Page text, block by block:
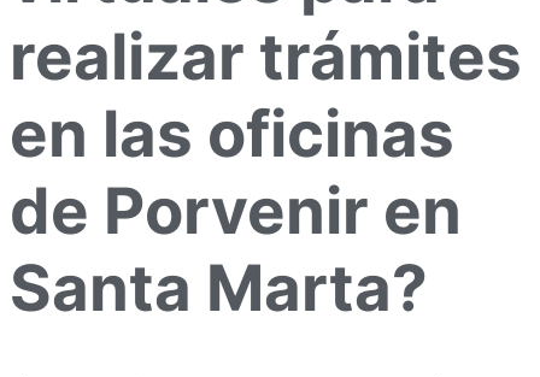
realizar trámites
en las oficinas
de Porvenir en
Santa Marta?